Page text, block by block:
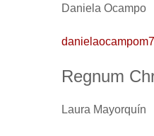
Daniela Ocampo
Regnum
Laura Mayorquín